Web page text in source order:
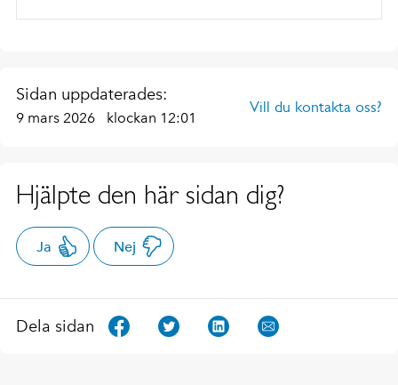
Sidan uppdaterades:
9 mars 2026 klockan 12:01
Vill du kontakta oss?
Hjälpte den här sidan dig?
Ja Nej
Dela sidan